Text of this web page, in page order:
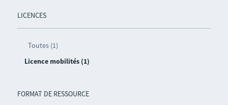
LICENCES
Toutes (1)
Licence mobilités (1)
FORMAT DE RESSOURCE